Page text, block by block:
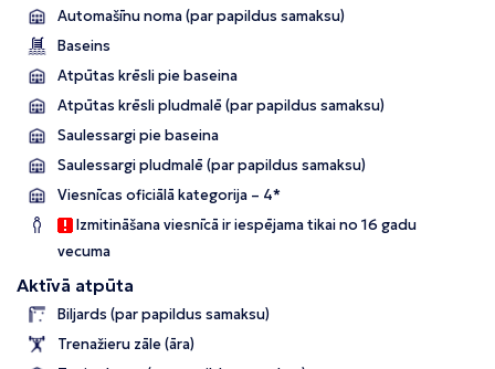
Automašīnu noma (par papildus samaksu)
Baseins
Atpūtas krēsli pie baseina
Atpūtas krēsli pludmalē (par papildus samaksu)
Saulessargi pie baseina
Saulessargi pludmalē (par papildus samaksu)
Viesnīcas oficiālā kategorija – 4*
Izmitināšana viesnīcā ir iespējama tikai no 16 gadu
vecuma
Aktīvā atpūta
Biljards (par papildus samaksu)
Trenažieru zāle (āra)